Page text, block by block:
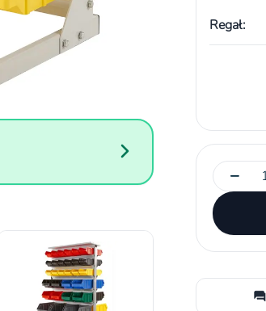
Regał:
−